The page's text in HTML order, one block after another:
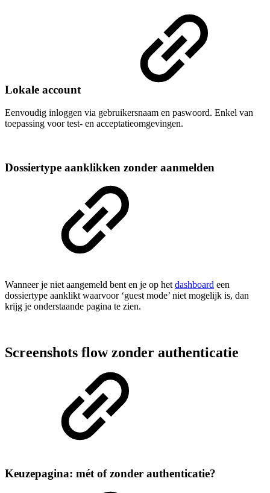
Lokale account
Eenvoudig inloggen via gebruikersnaam en paswoord. Enkel van
toepassing voor test- en acceptatieomgevingen.
Dossiertype aanklikken zonder aanmelden
Wanneer je niet aangemeld bent en je op het dashboard een
dossiertype aanklikt waarvoor ‘guest mode’ niet mogelijk is, dan
krijg je onderstaande pagina te zien.
Screenshots flow zonder authenticatie
Keuzepagina: mét of zonder authenticatie?